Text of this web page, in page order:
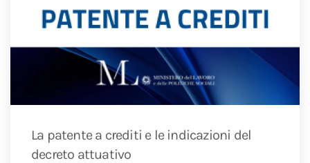
La patente a crediti e le indicazioni del
decreto attuativo